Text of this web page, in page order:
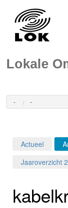
Lokale
- -
Programma's
Actueel
Jaaroverzicht